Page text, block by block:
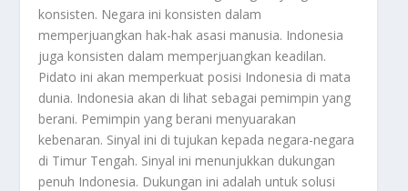
konsisten. Negara ini konsisten dalam
memperjuangkan hak-hak asasi manusia. Indonesia
juga konsisten dalam memperjuangkan keadilan.
Pidato ini akan memperkuat posisi Indonesia di mata
dunia. Indonesia akan di lihat sebagai pemimpin yang
berani. Pemimpin yang berani menyuarakan
kebenaran. Sinyal ini di tujukan kepada negara-negara
di Timur Tengah. Sinyal ini menunjukkan dukungan
penuh Indonesia. Dukungan ini adalah untuk solusi